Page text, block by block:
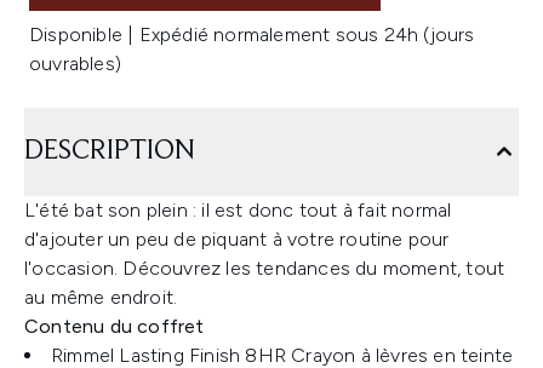
Disponible | Expédié normalement sous 24h (jours
ouvrables)
DESCRIPTION
L'été bat son plein : il est donc tout à fait normal
d'ajouter un peu de piquant à votre routine pour
l'occasion. Découvrez les tendances du moment, tout
au même endroit.
Contenu du coffret
Rimmel Lasting Finish 8HR Crayon à lèvres en teinte